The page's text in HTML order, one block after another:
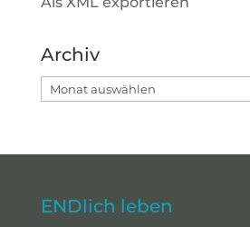
Archiv
Archiv
ENDlich leben